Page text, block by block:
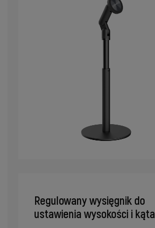
Regulowany wysięgnik do
ustawienia wysokości i kąta